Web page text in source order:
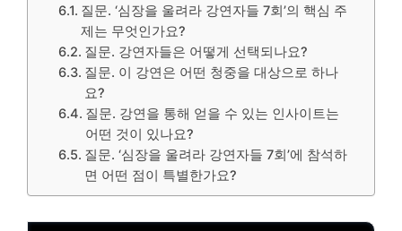
질문. ‘심장을 울려라 강연자들 7회’의 핵심 주
제는 무엇인가요?
질문. 강연자들은 어떻게 선택되나요?
질문. 이 강연은 어떤 청중을 대상으로 하나
요?
질문. 강연을 통해 얻을 수 있는 인사이트는
어떤 것이 있나요?
질문. ‘심장을 울려라 강연자들 7회’에 참석하
면 어떤 점이 특별한가요?